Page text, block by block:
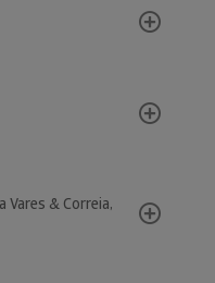
Vares & Correia,